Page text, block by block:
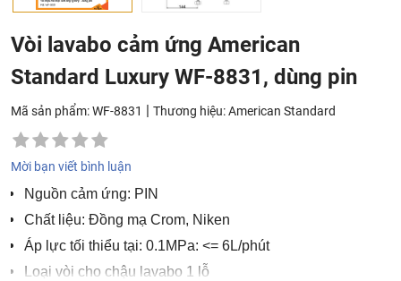
Vòi lavabo cảm ứng American
Standard Luxury WF-8831, dùng pin
Mã sản phẩm: WF-8831 | Thương hiệu:American Standard
Mời bạn viết bình luận
Nguồn cảm ứng: PIN
Chất liệu: Đồng mạ Crom, Niken
Áp lực tối thiểu tại: 0.1MPa: <= 6L/phút
Loại vòi cho chậu lavabo 1 lỗ